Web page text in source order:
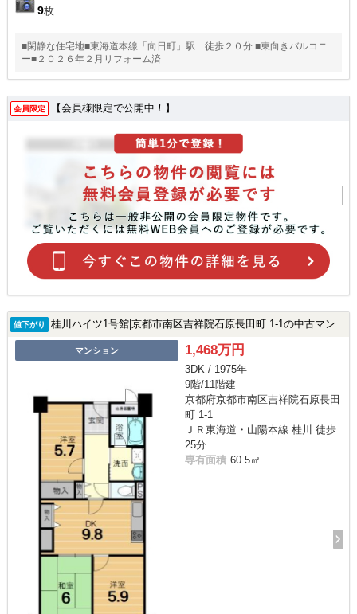
9枚
■閑静な住宅地■東海道本線「向日町」駅 徒歩２０分 ■東向きバルコニ
ー■２０２６年２月リフォーム済
会員限定 【会員様限定で公開中！】
値下がり 桂川ハイツ1号館|京都市南区吉祥院石原長田町 1-1の中古マンション
マンション 1,468万円
3DK / 1975年
9階/11階建
京都府京都市南区吉祥院石原長田
町 1-1
ＪＲ東海道・山陽本線 桂川 徒歩
25分
専有面積 60.5㎡